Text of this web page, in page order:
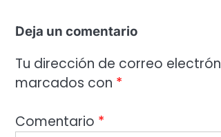
Deja un comentario
Tu dirección de correo
marcados con *
Comentario *